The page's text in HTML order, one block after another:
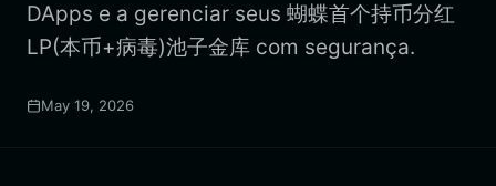
DApps e a gerenciar seus 蝴蝶首个持币分红
LP(本币+病毒)池子金库 com segurança.
May 19, 2026